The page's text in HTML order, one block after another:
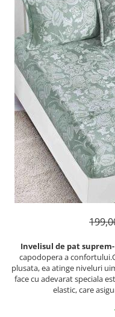
Cearceaf cu elastic
Cearceaf normal
Lenjerii De Pat Creponate
Lenjerii De Pat Bumbac
Persoane
Lenjerii De Pat Bumbac
Matlasate, 2 Persoane
Lenjerii De Pat Bumbac
Persoane
Lenjerii De Pat Volanase
Lenjerii De Pat, Finet
2 Persoane
Lenjerii De Pat Jacquard
Lenjerii De Pat Catifea
Set Lenjerie De Pat Blana
Artificiala De Iepure, 6
Persoane
Set Lenjerie Pat Blanita
Invelisul de pat suprem-
capodopera a
plusata, ea atinge niveluri
face cu adevarat speciala
elastic, care